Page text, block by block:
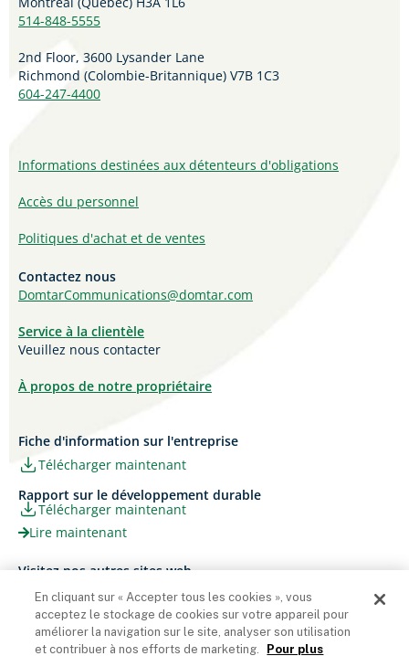
514-848-5555
2nd Floor, 3600 Lysander Lane
Richmond (Colombie-Britannique) V7B 1C3
604-247-4400
Informations destinées aux détenteurs d'obligations
Accès du personnel
Politiques d'achat et de ventes
Contactez nous
DomtarCommunications@domtar.com
Service à la clientèle
Veuillez nous contacter
À propos de notre propriétaire
Fiche d'information sur l'entreprise
Télécharger maintenant
Rapport sur le développement durable
Télécharger maintenant
Lire maintenant
Visitez nos autres sites web
Carrières
Ariva
Papier Xerox® Canada
Xerox® Paper USA
En cliquant sur « Accepter tous les cookies », vous
acceptez le stockage de cookies sur votre appareil pour
améliorer la navigation sur le site, analyser son utilisation
et contribuer à nos efforts de marketing.
Pour plus